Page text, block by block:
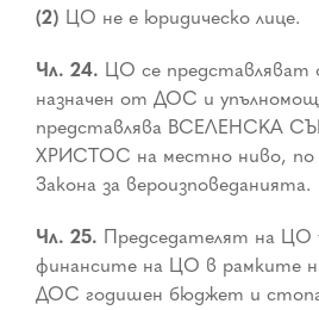
(2) ЦО не е юридическо лице.
Чл. 24. ЦО се представляват
назначен от ДОС и
представлява ВСЕЛЕНСКА
ХРИСТОС на местно ниво, по
Закона за вероизповеданията.
Чл. 25. Председателят на ЦО
финансите на ЦО в рамките
ДОС годишен бюджет и